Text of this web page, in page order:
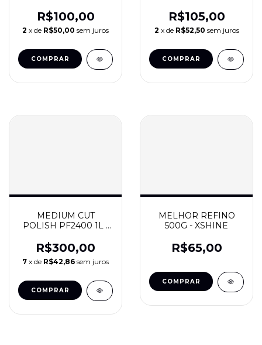
R$100,00
2 x de R$50,00 sem juros
R$105,00
2 x de R$52,50 sem juros
MEDIUM CUT
POLISH PF2400 1L -
R$300,00
7 x de R$42,86 sem juros
MELHOR REFINO
500G - XSHINE
R$65,00